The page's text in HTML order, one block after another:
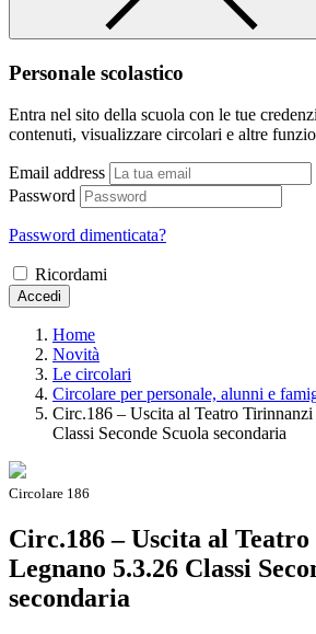
Personale scolastico
Entra nel sito della scuola con le tue
contenuti, visualizzare circolari e altre
Email address
Password
Password dimenticata?
Ricordami
Accedi
Home
Novità
Le circolari
Circolare per personale, alunni e
Circ.186 – Uscita al Teatro
Classi Seconde Scuola secondaria
Circolare 186
Circ.186 – Uscita al
Legnano 5.3.26 Classi
secondaria